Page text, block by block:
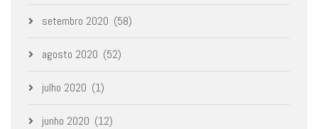
setembro 2020 (58)
agosto 2020 (52)
julho 2020 (1)
junho 2020 (12)